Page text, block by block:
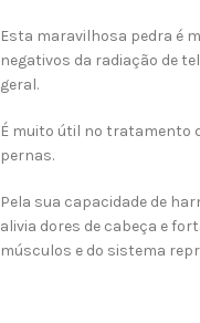
Esta maravilhosa pedra é
negativos da radiação de
geral.
É muito útil no tratamento
pernas.
Pela sua capacidade de
alivia dores de cabeça e
músculos e do sistema